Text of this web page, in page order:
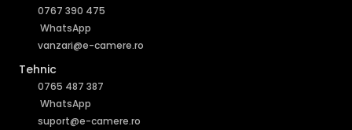
0767 390 475
WhatsApp
vanzari@e-camere.ro
Tehnic
0765 487 387
WhatsApp
suport@e-camere.ro